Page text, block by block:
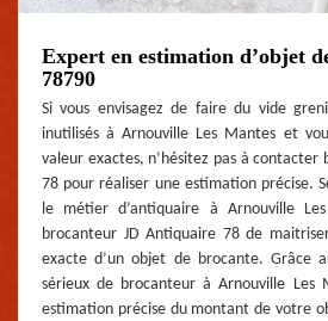
Expert en estimation d’objet
78790
Si vous envisagez de faire du vide
inutilisés à Arnouville Les Mantes et
valeur exactes, n’hésitez pas à contacter
78 pour réaliser une estimation précise.
le métier d’antiquaire à Arnouville
brocanteur JD Antiquaire 78 de
exacte d’un objet de brocante. Grâce
sérieux de brocanteur à Arnouville Les
estimation précise du montant de votre